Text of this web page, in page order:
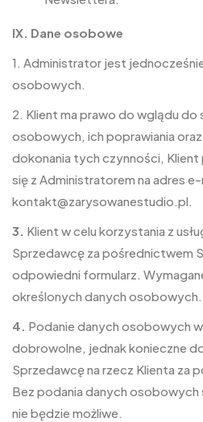
IX. Dane osobowe
1. Administrator jest
osobowych.
2. Klient ma prawo do wglądu do
osobowych, ich poprawiania oraz
dokonania tych czynności,
się z Administratorem na adres e-
kontakt@zarysowanestudio.pl.
3. Klient w celu korzystania z
Sprzedawcę za pośrednictwem
odpowiedni formularz.
określonych danych osobowych.
4. Podanie danych osobowych
dobrowolne, jednak konieczne
Sprzedawcę na rzecz Klienta za
Bez podania danych osobowych
nie będzie możliwe.